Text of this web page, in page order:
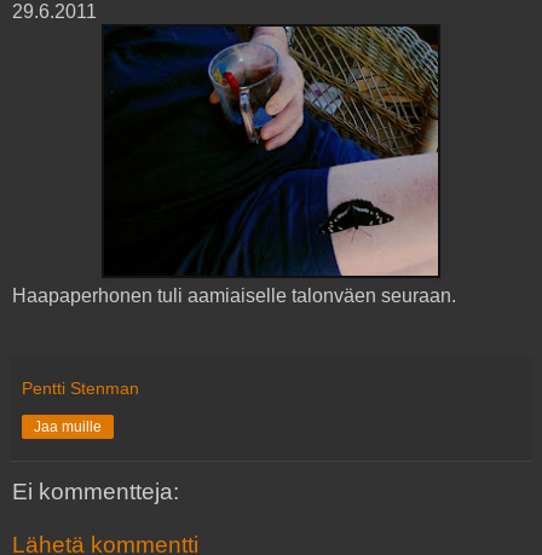
29.6.2011
Haapaperhonen tuli aamiaiselle talonväen seuraan.
Pentti Stenman
Jaa muille
Ei kommentteja:
Lähetä kommentti